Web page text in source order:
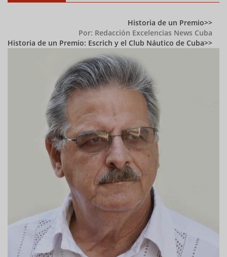
Historia de un Premio
Por: Redacción Excelencias News Cuba
Historia de un Premio: Escrich y el Club Náutico de Cuba